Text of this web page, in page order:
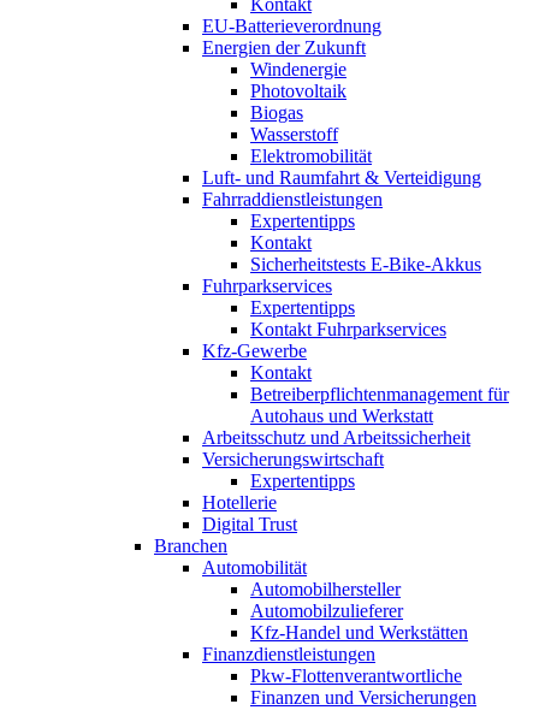
EU-Batterieverordnung
Energien der Zukunft
Windenergie
Photovoltaik
Biogas
Wasserstoff
Elektromobilität
Luft- und Raumfahrt & Verteidigung
Fahrraddienstleistungen
Expertentipps
Kontakt
Sicherheitstests E-Bike-Akkus
Fuhrparkservices
Expertentipps
Kontakt Fuhrparkservices
Kfz-Gewerbe
Kontakt
Betreiberpflichtenmanagement für
Autohaus und Werkstatt
Arbeitsschutz und Arbeitssicherheit
Versicherungswirtschaft
Expertentipps
Hotellerie
Digital Trust
Branchen
Automobilität
Automobilhersteller
Automobilzulieferer
Kfz-Handel und Werkstätten
Finanzdienstleistungen
Pkw‑Flottenverantwortliche
Finanzen und Versicherungen